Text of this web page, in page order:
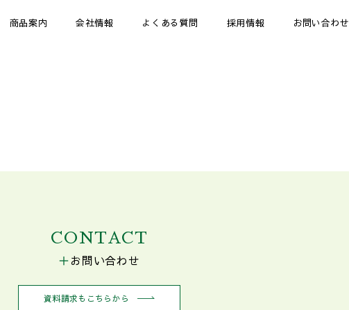
商品案内 会社情報 よくある質問 採用情報 お問い合わせ
CONTACT
お問い合わせ
資料請求もこちらから